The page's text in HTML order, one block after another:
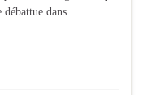
débattue dans …